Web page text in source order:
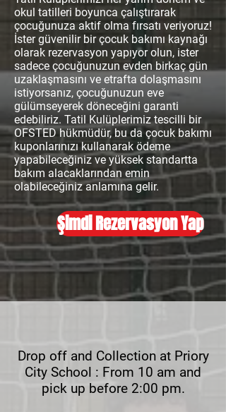
okul tatilleri boyunca çalıştırarak
çocuğunuza aktif olma fırsatı veriyoruz!
İster güvenilir bir çocuk bakımı kaynağı
olarak rezervasyon yapıyor olun, ister
sadece çocuğunuzun evden birkaç gün
uzaklaşmasını ve etrafta dolaşmasını
istiyorsanız, çocuğunuzun eve
gülümseyerek döneceğini garanti
edebiliriz. Tatil Kulüplerimiz tescilli bir
OFSTED hükmüdür, bu da çocuk bakımı
kuponlarınızı kullanarak ödeme
yapabileceğiniz ve yüksek standartta
bakım alacaklarından emin
olabileceğiniz anlamına gelir.
Şimdi Rezervasyon Yap
Drop off and Collection at Priory
City School : From 10 am and
pick up before 2:00 pm.